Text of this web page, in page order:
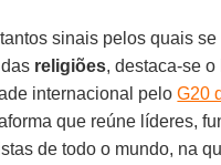
sinais pelos quais se
religiões, destaca-se o
internacional peloG20
que reúne líderes,
de todo o mundo, na